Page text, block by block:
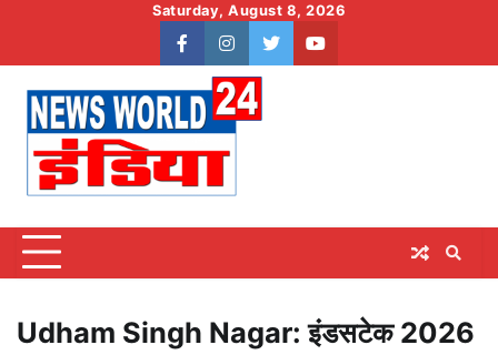
content
Saturday, August 8, 2026
facebookinstagram
twitteryoutube
Udham Singh Nagar: इंडसटेक 2026